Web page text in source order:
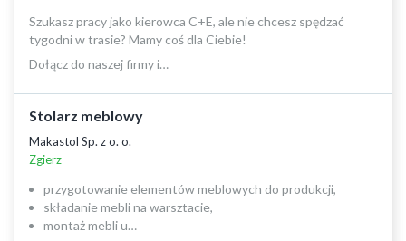
Szukasz pracy jako kierowca C+E, ale nie chcesz spędzać
tygodni w trasie? Mamy coś dla Ciebie!
Dołącz do naszej firmy i…
Stolarz meblowy
Makastol Sp. z o. o.
Zgierz
przygotowanie elementów meblowych do produkcji,
składanie mebli na warsztacie,
montaż mebli u…